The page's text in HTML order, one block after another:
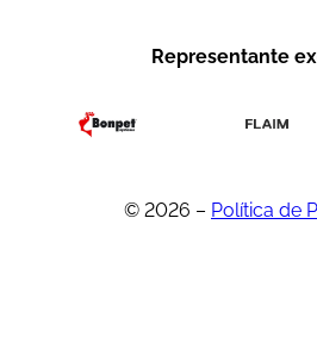
Representante
© 2026 – Política de